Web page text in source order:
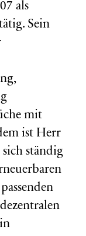
als
Sein
mit
ist Herr
ständig